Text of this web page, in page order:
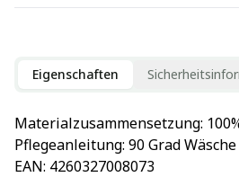
Eigenschaften
Materialzusammensetzung:
Pflegeanleitung: 90 Grad Wäsche
EAN: 4260327008073